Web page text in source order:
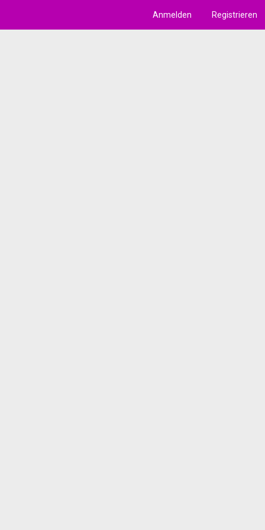
Anmelden Registrieren